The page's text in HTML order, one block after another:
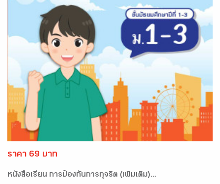
ราคา 69 บาท
หนังสือเรียน การป้องกันการทุจริต (เพิ่มเติม)...